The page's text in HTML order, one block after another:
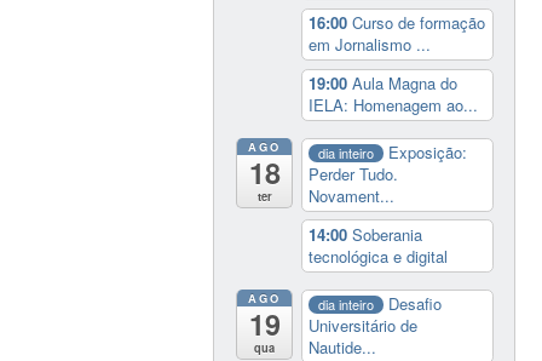
16:00Curso de formação
em Jornalismo ...
19:00Aula Magna do
IELA: Homenagem ao...
AGO
18
ter
dia inteiro
Exposição:
Perder Tudo.
Novament...
14:00Soberania
tecnológica e digital
AGO
19
qua
dia inteiro
Desafio
Universitário de
Nautide...